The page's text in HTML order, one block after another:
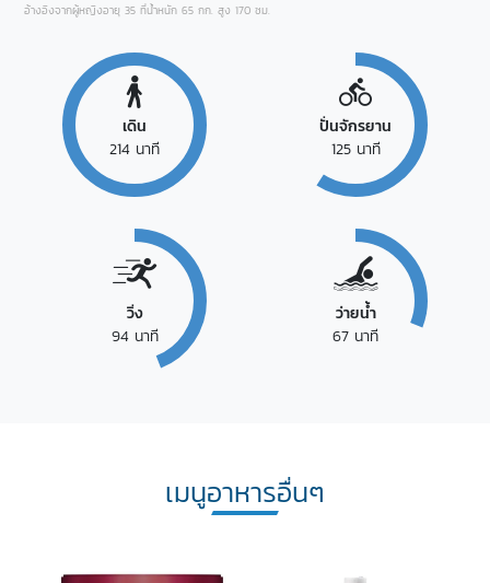
อ้างอิงจากผู้หญิงอายุ 35 ที่น้ำหนัก 65 กก. สูง 170 ซม.
เดิน
214 นาที
ปั่นจักรยาน
125นาที
วิ่ง
94นาที
ว่ายน้ำ
67 นาที
เมนูอาหารอื่นๆ